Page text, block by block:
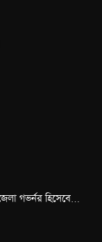
গভর্নর হিসেবে…